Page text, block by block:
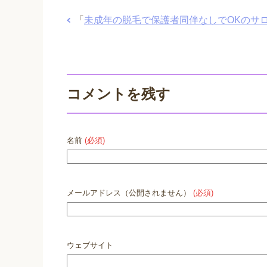
「 未成年の脱毛で保護者同伴なしでOKのサ
コメントを残す
名前 (必須)
メールアドレス（公開されません） (必須)
ウェブサイト